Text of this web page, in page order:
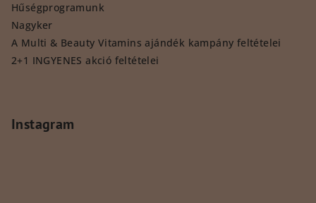
Hűségprogramunk
Nagyker
A Multi & Beauty Vitamins ajándék kampány feltételei
2+1 INGYENES akció feltételei
Instagram